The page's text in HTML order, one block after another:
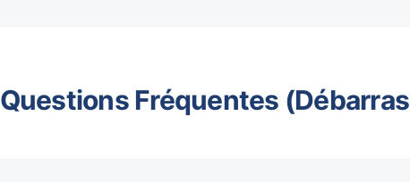
Questions Fréquentes